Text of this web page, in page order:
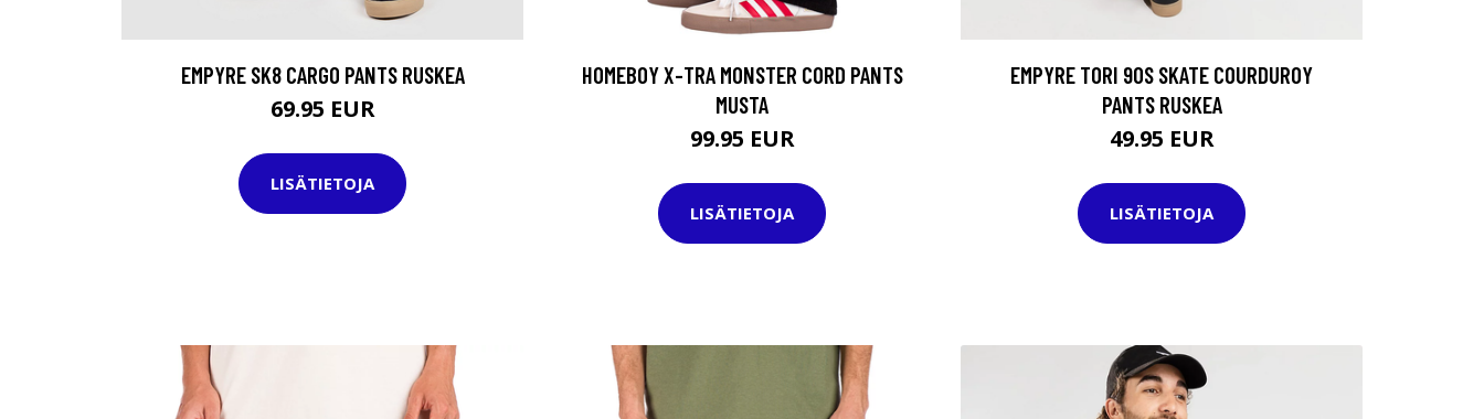
EMPYRE SK8 CARGO PANTS RUSKEA
69.95 EUR
LISÄTIETOJA
HOMEBOY X-TRA MONSTER CORD PANTS
MUSTA
99.95 EUR
LISÄTIETOJA
EMPYRE TORI 90S SKATE COURDUROY
PANTS RUSKEA
49.95 EUR
LISÄTIETOJA